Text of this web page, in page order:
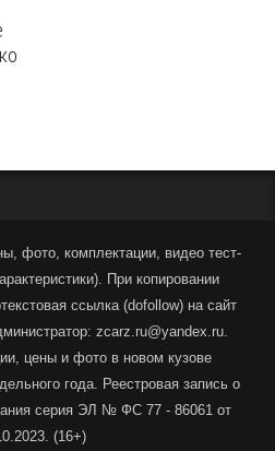
фото, комплектации, видео тест-
). При копировании
ссылка (dofollow) на сайт
zcarz.ru@yandex.ru.
цены и фото в новом кузове
года. Реестровая запись о
серия ЭЛ № ФС 77 - 86061 от
(16+)